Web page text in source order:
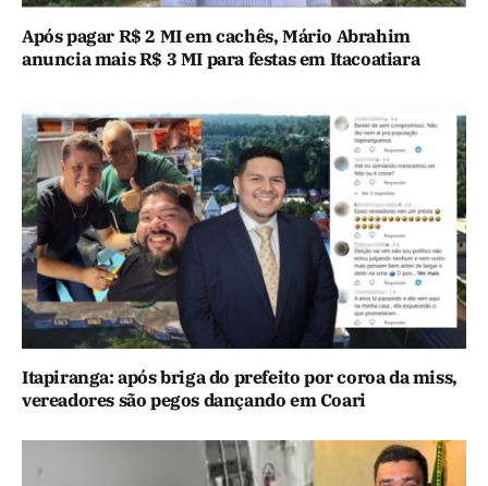
Após pagar R$ 2 MI em cachês, Mário Abrahim
anuncia mais R$ 3 MI para festas em Itacoatiara
Itapiranga: após briga do prefeito por coroa da miss,
vereadores são pegos dançando em Coari